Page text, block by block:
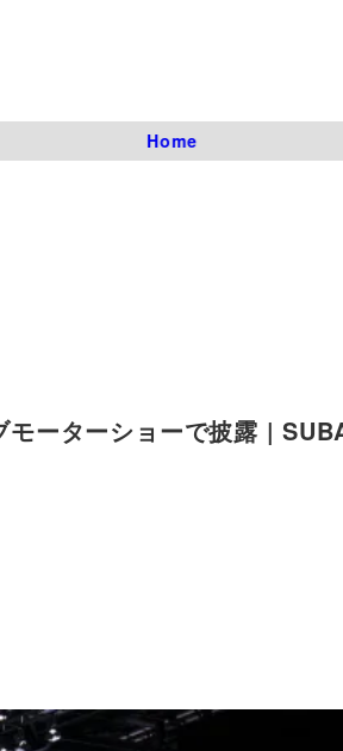
Home
ーターショーで披露 |